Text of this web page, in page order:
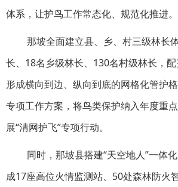
体系，让护鸟工作常态化、规范化推进。
那坡全面建立县、乡、村三级林长
长、18名乡级林长、130名村级林长，配
形成横向到边、纵向到底的网格化管护
专项工作方案，将鸟类保护纳入年度重
展“清网护飞”专项行动。
同时，那坡县搭建“天空地人”一体
成17座高位火情监测站、50处森林防火